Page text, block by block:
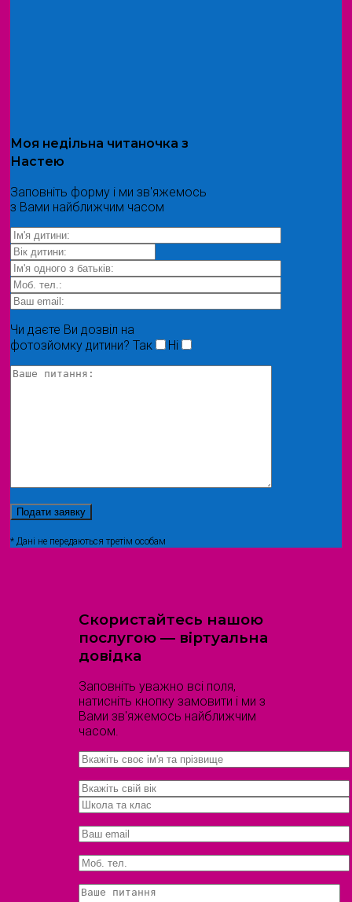
Моя недільна читаночка з
Настею
Заповніть форму і ми зв'яжемось
з Вами найближчим часом
Чи даєте Ви дозвіл на
фотозйомку дитини? Так Ні
* Дані не передаються третім особам
Скористайтесь нашою
послугою — віртуальна
довідка
Заповніть уважно всі поля,
натисніть кнопку замовити і ми з
Вами зв'яжемось найближчим
часом.